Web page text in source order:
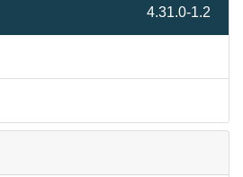
4.31.0-1.2